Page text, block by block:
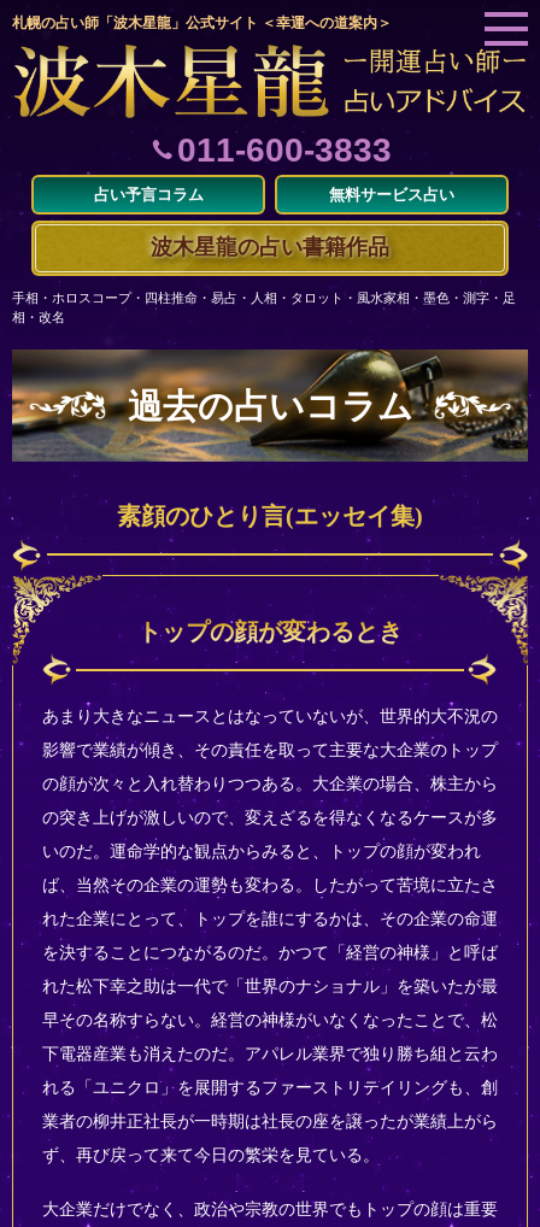
札幌の占い師「波木星龍」公式サイト ＜幸運への道案内＞
011-600-3833
占い予言コラム 無料サービス占い
波木星龍の占い書籍作品
手相・ホロスコープ・四柱推命・易占・人相・タロット・風水家相・墨色・測字・足
相・改名
過去の占いコラム
素顔のひとり言(エッセイ集)
トップの顔が変わるとき
あまり大きなニュースとはなっていないが、世界的大不況の
影響で業績が傾き、その責任を取って主要な大企業のトップ
の顔が次々と入れ替わりつつある。大企業の場合、株主から
の突き上げが激しいので、変えざるを得なくなるケースが多
いのだ。運命学的な観点からみると、トップの顔が変われ
ば、当然その企業の運勢も変わる。したがって苦境に立たさ
れた企業にとって、トップを誰にするかは、その企業の命運
を決することにつながるのだ。かつて「経営の神様」と呼ば
れた松下幸之助は一代で「世界のナショナル」を築いたが最
早その名称すらない。経営の神様がいなくなったことで、松
下電器産業も消えたのだ。アパレル業界で独り勝ち組と云わ
れる「ユニクロ」を展開するファーストリテイリングも、創
業者の柳井正社長が一時期は社長の座を譲ったが業績上がら
ず、再び戻って来て今日の繁栄を見ている。
大企業だけでなく、政治や宗教の世界でもトップの顔は重要